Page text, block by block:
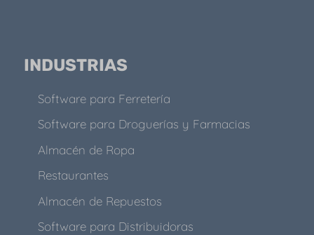
INDUSTRIAS
Software para Ferretería
Software para Droguerías y Farmacias
Almacén de Ropa
Restaurantes
Almacén de Repuestos
Software para Distribuidoras